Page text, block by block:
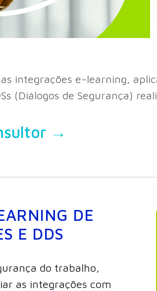
integrações e-learning,
(Diálogos de Segurança)
→
DE
E DDS
do trabalho,
as integrações com